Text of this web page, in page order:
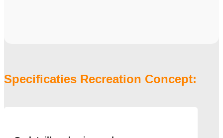
Specificaties Recreation Concept: